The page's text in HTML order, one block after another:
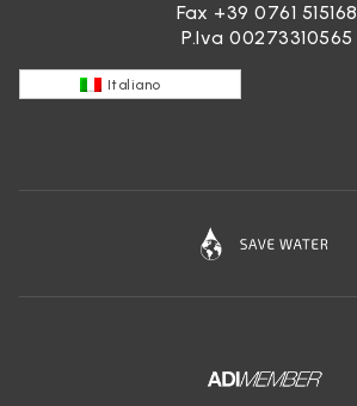
Fax +39 0761 515168
P.Iva 00273310565
Italiano